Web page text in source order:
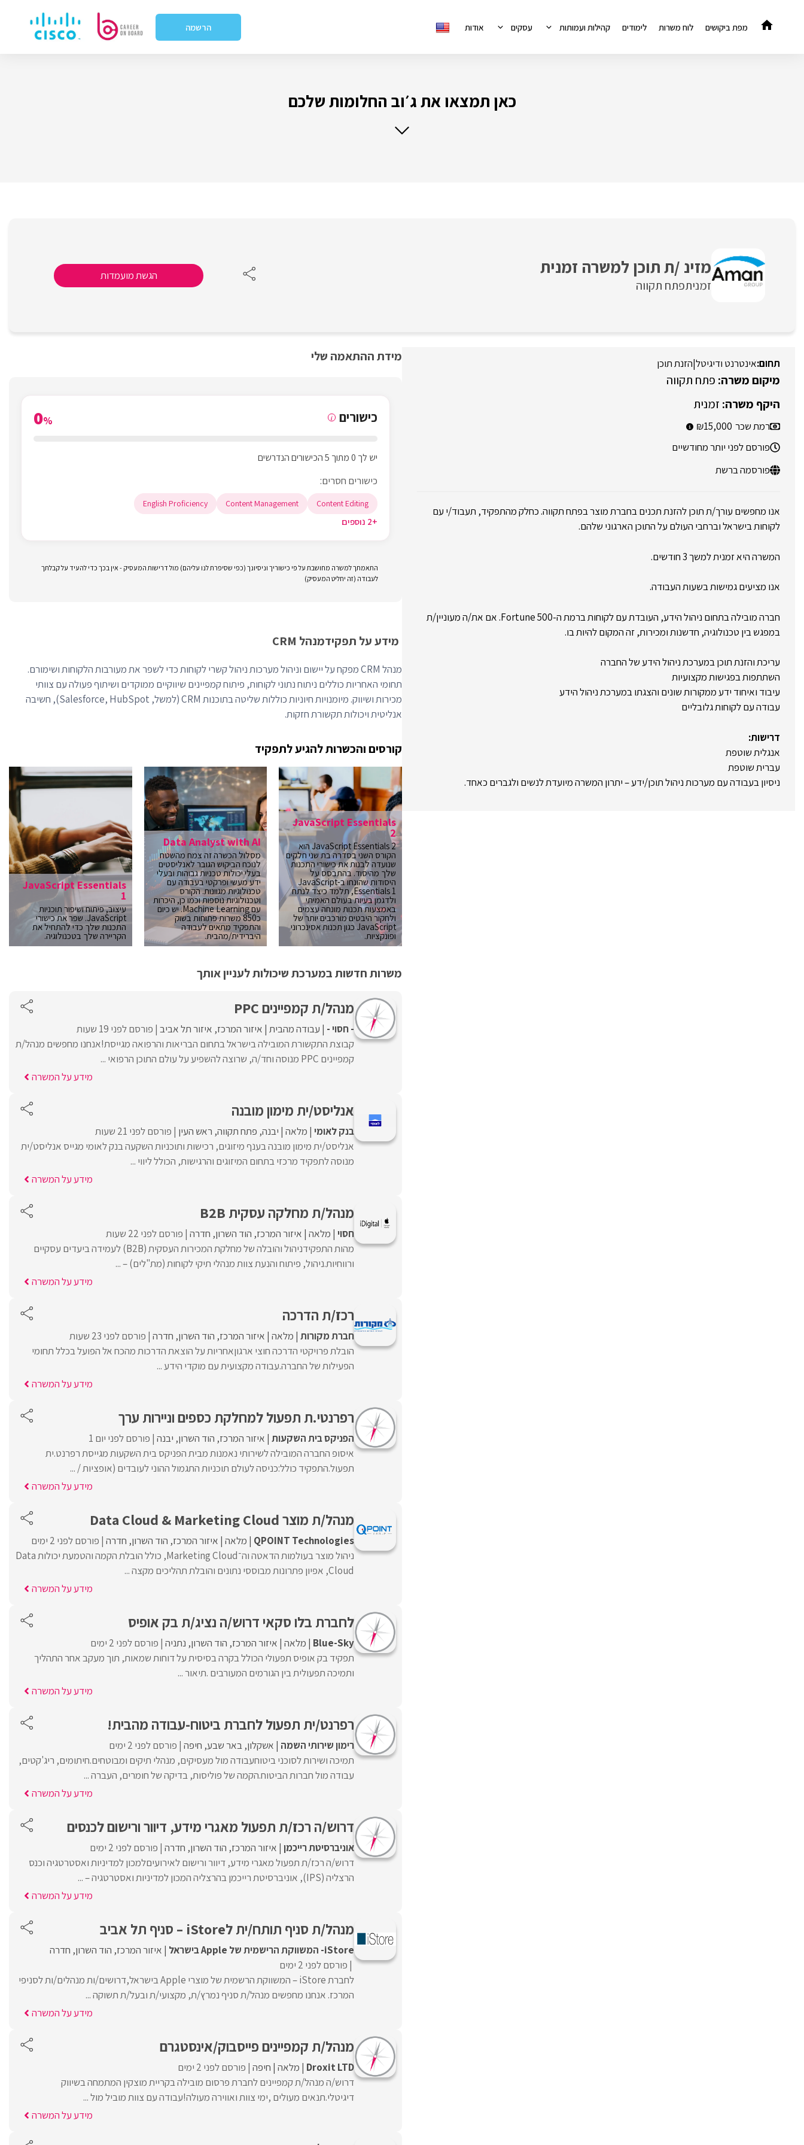
מפת ביקושים לוח משרות לימודים קהילות ועמותות עסקים אודות הרשמה
כאן תמצאו את ג׳וב החלומות שלכם
מזינ /ת תוכן למשרה זמנית
זמניתפתח תקווה
הגשת מועמדות
אינטרנט ודיגיטל|הזנת תוכן
פתח תקווה
זמנית
רמת שכר 15,000
פורסם לפני יותר מחודשיים
פורסמה ברשת
אנו מחפשים עורך/ת תוכן להזנת תכנים בחברת מוצר בפתח תקווה. כחלק מהתפקיד, תעבוד/י עם
לקוחות בישראל וברחבי העולם על התוכן הארגוני שלהם.
המשרה היא זמנית למשך 3 חודשים.
אנו מציעים גמישות בשעות העבודה.
חברה מובילה בתחום ניהול הידע, העובדת עם לקוחות ברמת ה-Fortune 500. אם את/ה מעוניין/ת
במפגש בין טכנולוגיה, חדשנות ומכירות, זה המקום להיות בו.
עריכת והזנת תוכן במערכת ניהול הידע של החברה
השתתפות בפגישות מקצועיות
עיבוד ואיחוד ידע ממקורות שונים והצגתו במערכת ניהול הידע
עבודה עם לקוחות גלובליים
דרישות:
אנגלית שוטפת
עברית שוטפת
ניסיון בעבודה עם מערכות ניהול תוכן/ידע – יתרון המשרה מיועדת לנשים ולגברים כאחד.
מידת ההתאמה שלי
כישורים i
0%
יש לך 0 מתוך 5 הכישורים הנדרשים
כישורים חסרים:
Content Editing
Content Management
English Proficiency
+2 נוספים
התאמתך למשרה מחושבת על פי כישוריך וניסיונך (כפי שסיפרת לנו עליהם) מול דרישות המעסיק - אין בכך כדי להעיד על קבלתך
לעבודה (זה יחליט המעסיק)
מידע על תפקידמנהל CRM
מנהל CRM מפקח על יישום וניהול מערכות ניהול קשרי לקוחות כדי לשפר את מעורבות הלקוחות ושימורם.
תחומי האחריות כוללים ניתוח נתוני לקוחות, פיתוח קמפיינים שיווקיים ממוקדים ושיתוף פעולה עם צוותי
מכירות ושיווק. מיומנויות חיוניות כוללות שליטה בתוכנות CRM (למשל, Salesforce, HubSpot), חשיבה
אנליטית ויכולות תקשורת חזקות.
קורסים והכשרות להגיע לתפקיד
JavaScript Essentials
2
JavaScript Essentials 2 הוא
הקורס השני בסדרה בת שני חלקים
שנועדה לבנות את כישורי התכנות
שלך מהיסוד. בהתבסס על
היסודות שהונחו ב-JavaScript
Essentials 1, תלמד כיצד לנתח
ולדגמן בעיות בעולם האמיתי
באמצעות תכנות מונחה עצמים
ולחקור היבטים מורכבים יותר של
JavaScript כגון תכנות אסינכרוני
ופונקציות.
Data Analyst with AI
מסלול הכשרה זה צמח מהשטח
לנוכח הביקוש הגובר לאנליסטים
בעלי יכולות טכניות גבוהות ובעלי
ידע מעשי ופרקטי בעבודה עם
טכנולוגיות מגוונות. הקורס
וטכנולוגיות נוספות וכמו כן, היכרות
עם Machine Learning. יש כיום
כ850 משרות פתוחות בשוק
והתפקיד מתאים לעבודה
היברידית/מהבית.
JavaScript Essentials
1
עיצוב, פיתוח ושיפור תוכניות
JavaScript. שפר את כישורי
התכנות שלך כדי להתחיל את
הקריירה שלך בטכנולוגיה.
משרות חדשות במערכת שיכולות לעניין אותך
מנהל/ת קמפיינים PPC
- חסוי - עבודה מהבית איזור המרכז איזור תל אביב פורסם לפני 19 שעות
קבוצת התקשורת המובילה בישראל בתחום הבריאות והרפואה מגייסת!אנחנו מחפשים מנהל/ת
קמפיינים PPC מנוסה וחד/ה, שרוצה להשפיע על עולם התוכן הרפואי ...
מידע על המשרה
אנליסט/ית מימון מובנה
בנק לאומי מלאה יבנה פתח תקווה ראש העין פורסם לפני 21 שעות
אנליסט/ית מימון מובנה בענף מיזוגים, רכישות ותוכניות השקעה בנק לאומי מגייס אנליסט/ית
מנוסה לתפקיד מרכזי בתחום המיזוגים והרגישות, הכולל ליווי ...
מידע על המשרה
מנהל/ת מחלקה עסקית B2B
חסוי מלאה איזור המרכז הוד השרון חדרה פורסם לפני 22 שעות
מהות התפקידניהול והובלה של מחלקת המכירות העסקית (B2B) לעמידה ביעדים עסקיים
ורווחיות.ניהול, פיתוח והנעת צוות מנהלי תיקי לקוחות (מת"לים) – ...
מידע על המשרה
רכז/ת הדרכה
חברת מקורות מלאה איזור המרכז הוד השרון חדרה פורסם לפני 23 שעות
הובלת פרויקטי הדרכה חוצי ארגוןאחריות על הוצאת הדרכות מהכח אל הפועל בכלל תחומי
הפעילות של החברה.עבודה מקצועית עם מוקדי הידע ...
מידע על המשרה
רפרנטי.ת תפעול למחלקת כספים וניירות ערך
הפניקס בית השקעות איזור המרכז הוד השרון יבנה פורסם לפני יום 1
איסופ החברה המובילה לשירותי נאמנות מבית הפניקס בית השקעות מגייסת רפרנט.ית
תפעול.התפקיד כולל:כניסה לעולם תוכניות התגמול ההוני לעובדים (אופציות / ...
מידע על המשרה
מנהל/ת מוצר Data Cloud & Marketing Cloud
QPOINT Technologies מלאה איזור המרכז הוד השרון חדרה פורסם לפני 2 ימים
ניהול מוצר בעולמות הדאטה וה־Marketing Cloud, כולל הובלת הקמה והטמעת יכולות Data
Cloud, אפיון פתרונות מבוססי נתונים והובלת תהליכים מקצה ...
מידע על המשרה
לחברת בלו סקאי דרוש/ה נציג/ת בק אופיס
Blue-Sky מלאה איזור המרכז הוד השרון נתניה פורסם לפני 2 ימים
תפקיד בק אופיס תפעולי הכולל בקרה בסיסית על דוחות שמאות, תוך מעקב אחר התהליך
ותמיכה תפעולית בין הגורמים המעורבים .תיאור ...
מידע על המשרה
רפרנט/ית תפעול לחברת ביטוח-עבודה מהבית!
רימון שירותי השמה אשקלון באר שבע חיפה פורסם לפני 2 ימים
תמיכה ושירות לסוכני ביטוחעבודה מול מעסיקים, מנהלי תיקים ומבוטחים.חיתומים, ריג'קטים,
עבודה מול חברות הביטוח.הקמה של פוליסות, בדיקה של חומרים, העברה ...
מידע על המשרה
דרוש/ה רכז/ת תפעול מאגרי מידע, דיוור ורישום לכנסים
אוניברסיטת רייכמן איזור המרכז הוד השרון חדרה פורסם לפני 2 ימים
דרוש/ה רכז/ת תפעול מאגרי מידע, דיוור ורישום לאירועיםלמכון למדיניות ואסטרטגיה וכנס
הרצליה (IPS), אוניברסיטת רייכמן בהרצליה המכון למדיניות ואסטרטגיה – ...
מידע על המשרה
מנהל/ת סניף תותח/ית לiStore – סניף תל אביב
iStore- המשווקת הרישמית של Apple בישראל איזור המרכז הוד השרון חדרה
פורסם לפני 2 ימים
לחברת iStore – המשווקת הרשמית של מוצרי Apple בישראל,דרושים/ות מנהלים/ות לסניפי
המרכז. אנחנו מחפשים מנהל/ת סניף נמרץ/ת, מקצועי/ת ובעל/ת תשוקה ...
מידע על המשרה
מנהל/ת קמפיינים פייסבוק/אינסטגרם
Droxit LTD מלאה חיפה פורסם לפני 2 ימים
דרוש/ה מנהל/ת קמפיינים לחברת פרסום מובילה בקריית מוצקין המתמחה בשיווק
דיגיטלי.תנאים מעולים ,ימי צוות ואווירה מעולה!עבודה עם צוות מוביל מול ...
מידע על המשרה